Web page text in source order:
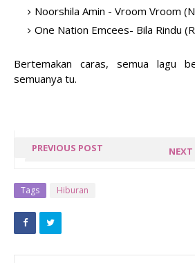
Noorshila Amin - Vroom Vroom
One Nation Emcees- Bila Rindu
Bertemakan caras, semua lagu
semuanya tu.
PREVIOUS POST
TAHUN
HASRULHASSAN.COM
Tags Hiburan